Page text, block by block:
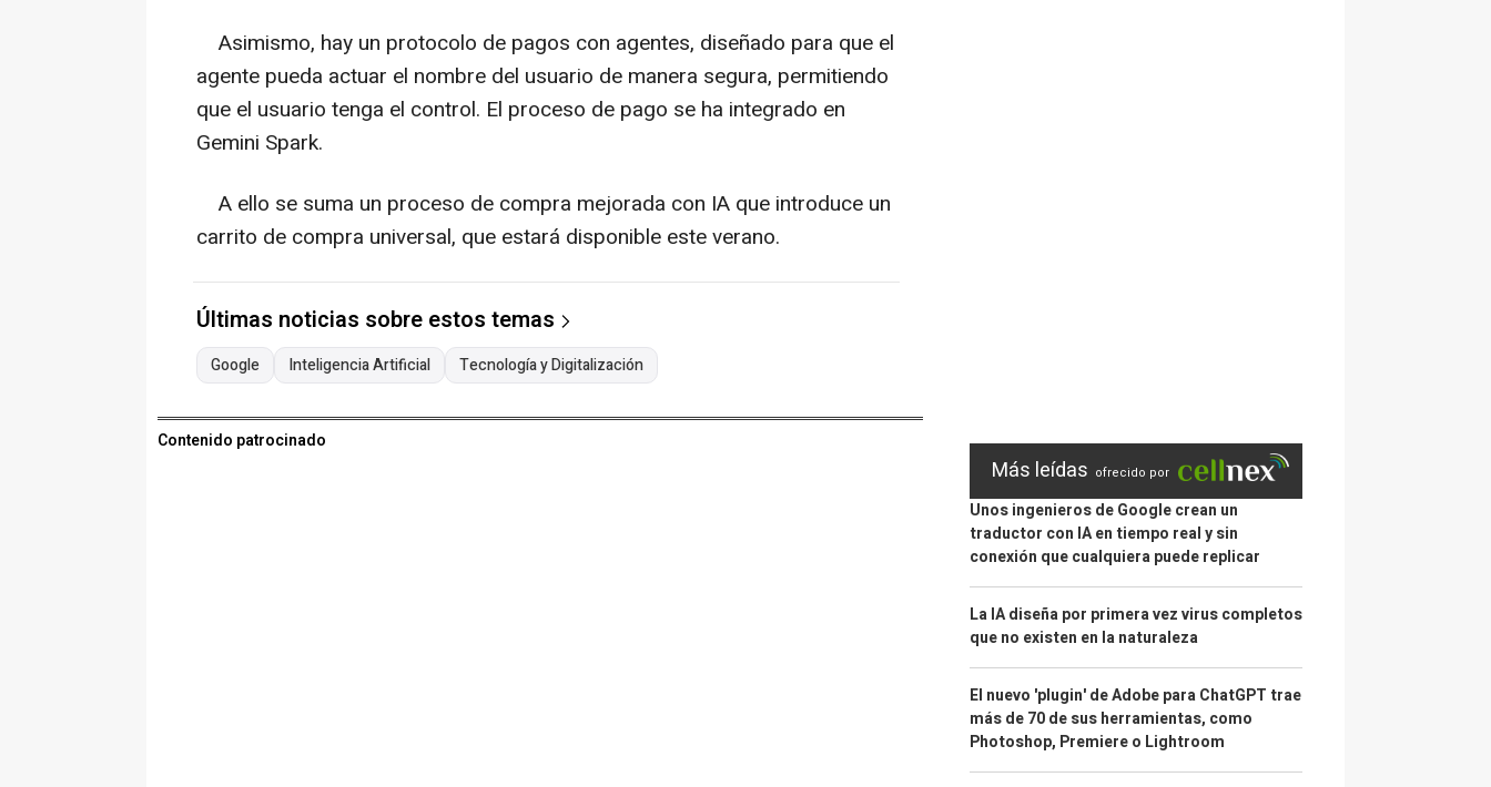
Asimismo, hay un protocolo de pagos con agentes, diseñado para que el
agente pueda actuar el nombre del usuario de manera segura, permitiendo
que el usuario tenga el control. El proceso de pago se ha integrado en
Gemini Spark.
A ello se suma un proceso de compra mejorada con IA que introduce un
carrito de compra universal, que estará disponible este verano.
Últimas noticias sobre estos temas
Google Inteligencia Artificial Tecnología y Digitalización
Contenido patrocinado
Más leídas ofrecido por
Unos ingenieros de Google crean un
traductor con IA en tiempo real y sin
conexión que cualquiera puede replicar
La IA diseña por primera vez virus completos
que no existen en la naturaleza
El nuevo 'plugin' de Adobe para ChatGPT trae
más de 70 de sus herramientas, como
Photoshop, Premiere o Lightroom